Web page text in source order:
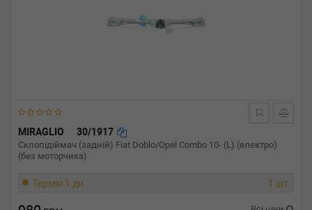
MIRAGLIO 30/1917
Склопідіймач (задній) Fiat Doblo/Opel Combo 10- (L) (електро)
(без моторчика)
Термін 1 дн. 1 шт.